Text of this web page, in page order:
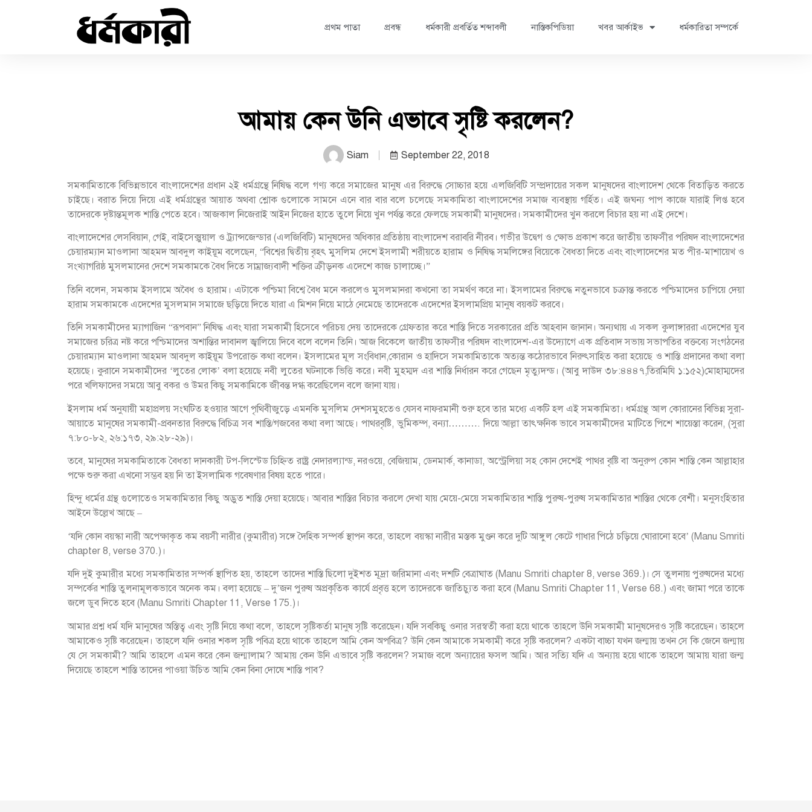
প্রথম পাতা প্রবন্ধ ধর্মকারী প্রবর্তিত শব্দাবলী নাস্তিকপিডিয়া খবর আর্কাইভ ধর্মকারিতা সম্পর্কে
আমায় কেন উনি এভাবে সৃষ্টি করলেন?
Siam September 22, 2018
সমকামিতাকে বিভিন্নভাবে বাংলাদেশের প্রধান ২ই ধর্মগ্রন্থে নিষিদ্ধ বলে গণ্য করে সমাজের মানুষ এর বিরুদ্ধে সোচ্চার হয়ে এলজিবিটি সম্প্রদায়ের সকল মানুষদের বাংলাদেশ থেকে বিতাড়িত করতে
চাইছে। বরাত দিয়ে দিয়ে এই ধর্মগ্রন্থের আয়াত অথবা শ্লোক গুলোকে সামনে এনে বার বার বলে চলেছে সমকামিতা বাংলাদেশের সমাজ ব্যবস্থায় গর্হিত। এই জঘন্য পাপ কাজে যারাই লিপ্ত হবে
তাদেরকে দৃষ্টান্তমূলক শাস্তি পেতে হবে। আজকাল নিজেরাই আইন নিজের হাতে তুলে নিয়ে খুন পর্যন্ত করে ফেলছে সমকামী মানুষদের। সমকামীদের খুন করলে বিচার হয় না এই দেশে।
বাংলাদেশের লেসবিয়ান, গেই, বাইসেক্সুয়াল ও ট্র্যান্সজেন্ডার (এলজিবিটি) মানুষদের অধিকার প্রতিষ্ঠায় বাংলাদেশ বরাবরি নীরব। গভীর উদ্বেগ ও ক্ষোভ প্রকাশ করে জাতীয় তাফসীর পরিষদ বাংলাদেশের
চেয়ারম্যান মাওলানা আহমদ আবদুল কাইয়ূম বলেছেন, “বিশ্বের দ্বিতীয় বৃহৎ মুসলিম দেশে ইসলামী শরীয়তে হারাম ও নিষিদ্ধ সমলিঙ্গের বিয়েকে বৈধতা দিতে এবং বাংলাদেশের মত পীর-মাশায়েখ ও
সংখ্যাগরিষ্ঠ মুসলমানের দেশে সমকামকে বৈধ দিতে সাম্রাজ্যবাদী শক্তির ক্রীড়নক এদেশে কাজ চালাচ্ছে।”
তিনি বলেন, সমকাম ইসলামে অবৈধ ও হারাম। এটাকে পশ্চিমা বিশ্বে বৈধ মনে করলেও মুসলমানরা কখনো তা সমর্থণ করে না। ইসলামের বিরুদ্ধে নতুনভাবে চক্রান্ত করতে পশ্চিমাদের চাপিয়ে দেয়া
হারাম সমকামকে এদেশের মুসলমান সমাজে ছড়িয়ে দিতে যারা এ মিশন নিয়ে মাঠে নেমেছে তাদেরকে এদেশের ইসলামপ্রিয় মানুষ বয়কট করবে।
তিনি সমকামীদের ম্যাগাজিন “রূপবান” নিষিদ্ধ এবং যারা সমকামী হিসেবে পরিচয় দেয় তাদেরকে গ্রেফতার করে শাস্তি দিতে সরকারের প্রতি আহবান জানান। অন্যথায় এ সকল কুলাঙ্গাররা এদেশের যুব
সমাজের চরিত্র নষ্ট করে পশ্চিমাদের অশান্তির দাবানল জ্বালিয়ে দিবে বলে বলেন তিনি। আজ বিকেলে জাতীয় তাফসীর পরিষদ বাংলাদেশ-এর উদ্যোগে এক প্রতিবাদ সভায় সভাপতির বক্তব্যে সংগঠনের
চেয়ারম্যান মাওলানা আহমদ আবদুল কাইয়ূম উপরোক্ত কথা বলেন। ইসলামের মূল সংবিধান,কোরান ও হাদিসে সমকামিতাকে অত্যন্ত কঠোরভাবে নিরুৎসাহিত করা হয়েছে ও শাস্তি প্রদানের কথা বলা
হয়েছে। কুরানে সমকামীদের ‘লুতের লোক’ বলা হয়েছে নবী লুতের ঘটনাকে ভিত্তি করে। নবী মুহম্মদ এর শাস্তি নির্ধারন করে গেছেন মৃত্যুদন্ড। (আবু দাউদ ৩৮:৪৪৪৭,তিরমিযি ১:১৫২)মোহাম্মদের
পরে খলিফাদের সময়ে আবু বকর ও উমর কিছু সমকামিকে জীবন্ত দগ্ধ করেছিলেন বলে জানা যায়।
ইসলাম ধর্ম অনুযায়ী মহাপ্রলয় সংঘটিত হওয়ার আগে পৃথিবীজুড়ে এমনকি মুসলিম দেশসমুহতেও যেসব নাফরমানী শুরু হবে তার মধ্যে একটি হল এই সমকামিতা। ধর্মগ্রন্থ আল কোরানের বিভিন্ন সুরা-
আয়াতে মানুষের সমকামী-প্রবনতার বিরুদ্ধে বিচিত্র সব শাস্তি/গজবের কথা বলা আছে। পাথরবৃষ্টি, ভুমিকম্প, বন্যা………. দিয়ে আল্লা তাৎক্ষনিক ভাবে সমকামীদের মাটিতে পিশে শায়েস্তা করেন, (সুরা
৭:৮০-৮২, ২৬:১৭৩, ২৯:২৮-২৯)।
তবে, মানুষের সমকামিতাকে বৈধতা দানকারী টপ-লিস্টেড চিহ্নিত রাষ্ট্র নেদারল্যান্ড, নরওয়ে, বেজিয়াম, ডেনমার্ক, কানাডা, অস্ট্রেলিয়া সহ কোন দেশেই পাথর বৃষ্টি বা অনুরুপ কোন শাস্তি কেন আল্লাহার
পক্ষে শুরু করা এখনো সম্ভব হয় নি তা ইসলামিক গবেষণার বিষয় হতে পারে।
হিন্দু ধর্মের গ্রন্থ গুলোতেও সমকামিতার কিছু অদ্ভুত শাস্তি দেয়া হয়েছে। আবার শাস্তির বিচার করলে দেখা যায় মেয়ে-মেয়ে সমকামিতার শাস্তি পুরুষ-পুরুষ সমকামিতার শাস্তির থেকে বেশী। মনুসংহিতার
আইনে উল্লেখ আছে –
‘যদি কোন বয়স্কা নারী অপেক্ষাকৃত কম বয়সী নারীর (কুমারীর) সঙ্গে দৈহিক সম্পর্ক স্থাপন করে, তাহলে বয়স্কা নারীর মস্তক মুণ্ডন করে দুটি আঙ্গুল কেটে গাধার পিঠে চড়িয়ে ঘোরানো হবে’ (Manu Smriti
chapter 8, verse 370.)।
যদি দুই কুমারীর মধ্যে সমকামিতার সম্পর্ক স্থাপিত হয়, তাহলে তাদের শাস্তি ছিলো দুইশত মূদ্রা জরিমানা এবং দশটি বেত্রাঘাত (Manu Smriti chapter 8, verse 369.)। সে তুলনায় পুরুষদের মধ্যে
সম্পর্কের শাস্তি তুলনামূলকভাবে অনেক কম। বলা হয়েছে – দু’জন পুরুষ অপ্রকৃতিক কার্যে প্রবৃত্ত হলে তাদেরকে জাতিচ্যুত করা হবে (Manu Smriti Chapter 11, Verse 68.) এবং জামা পরে তাকে
জলে ডুব দিতে হবে (Manu Smriti Chapter 11, Verse 175.)।
আমার প্রশ্ন ধর্ম যদি মানুষের অস্তিত্ব এবং সৃষ্টি নিয়ে কথা বলে, তাহলে সৃষ্টিকর্তা মানুষ সৃষ্টি করেছেন। যদি সবকিছু ওনার সরস্বতী করা হয়ে থাকে তাহলে উনি সমকামী মানুষদেরও সৃষ্টি করেছেন। তাহলে
আমাকেও সৃষ্টি করেছেন। তাহলে যদি ওনার শকল সৃষ্টি পবিত্র হয়ে থাকে তাহলে আমি কেন অপবিত্র? উনি কেন আমাকে সমকামী করে সৃষ্টি করলেন? একটা বাচ্চা যখন জন্মায় তখন সে কি জেনে জন্মায়
যে সে সমকামী? আমি তাহলে এমন করে কেন জন্মালাম? আমায় কেন উনি এভাবে সৃষ্টি করলেন? সমাজ বলে অন্যায়ের ফসল আমি। আর সত্যি যদি এ অন্যায় হয়ে থাকে তাহলে আমায় যারা জন্ম
দিয়েছে তাহলে শাস্তি তাদের পাওয়া উচিত আমি কেন বিনা দোষে শাস্তি পাব?